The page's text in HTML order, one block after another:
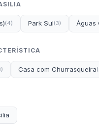
(4) Park Sul(3) Àguas
Casa com Churrasqueira